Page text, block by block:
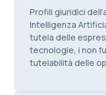
Course summary
Profili giuridici
Intelligenza
tutela delle
tecnologie, i non
tutelabilità delle